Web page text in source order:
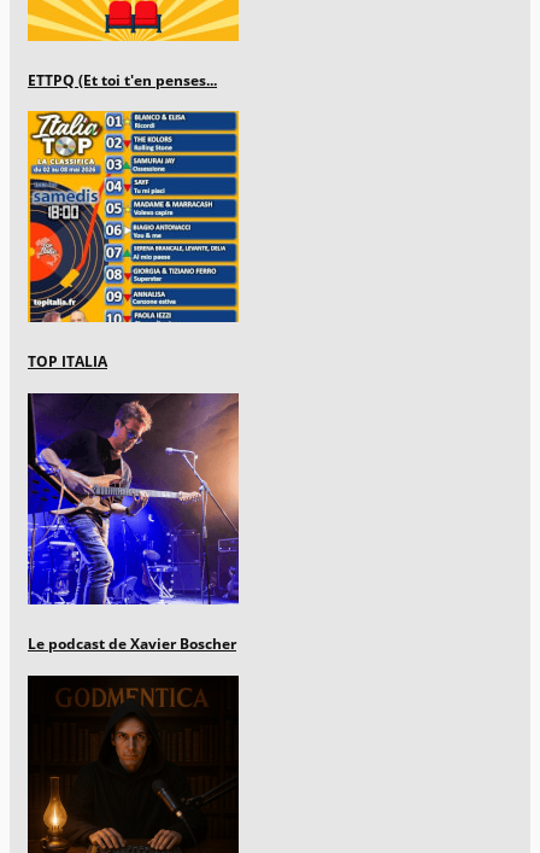
ETTPQ (Et toi t'en penses...
TOP ITALIA
Le podcast de Xavier Boscher